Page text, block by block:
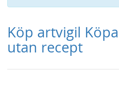
Köp artvigil
utan recept